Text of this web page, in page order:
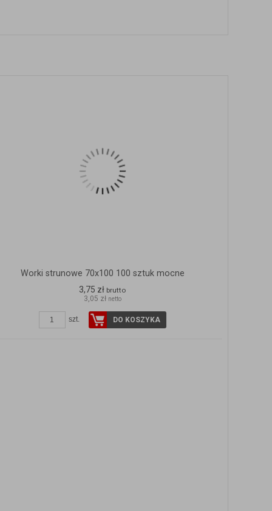
Worki strunowe 70x100 100 sztuk mocne
3,75 zł brutto
3,05 zł netto
szt. DO KOSZYKA